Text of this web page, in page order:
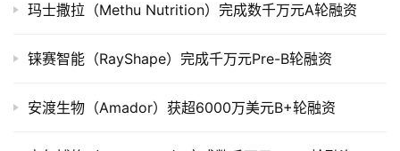
玛士撒拉（Methu Nutrition）完成数千万元A轮融资
铼赛智能（RayShape）完成千万元Pre-B轮融资
安渡生物（Amador）获超6000万美元B+轮融资